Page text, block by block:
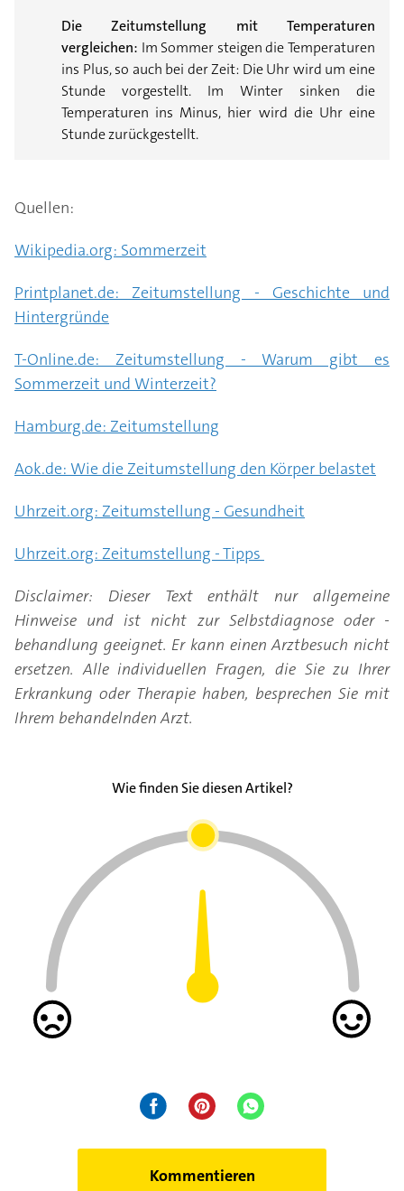
Die Zeitumstellung mit Temperaturen
vergleichen: Im Sommer steigen die Temperaturen
ins Plus, so auch bei der Zeit: Die Uhr wird um eine
Stunde vorgestellt. Im Winter sinken die
Temperaturen ins Minus, hier wird die Uhr eine
Stunde zurückgestellt.
Quellen:
Wikipedia.org: Sommerzeit
Printplanet.de: Zeitumstellung - Geschichte und
Hintergründe
T-Online.de: Zeitumstellung - Warum gibt es
Sommerzeit und Winterzeit?
Hamburg.de: Zeitumstellung
Aok.de: Wie die Zeitumstellung den Körper belastet
Uhrzeit.org: Zeitumstellung - Gesundheit
Uhrzeit.org: Zeitumstellung - Tipps
Disclaimer: Dieser Text enthält nur allgemeine
Hinweise und ist nicht zur Selbstdiagnose oder -
behandlung geeignet. Er kann einen Arztbesuch nicht
ersetzen. Alle individuellen Fragen, die Sie zu Ihrer
Erkrankung oder Therapie haben, besprechen Sie mit
Ihrem behandelnden Arzt.
Wie finden Sie diesen Artikel?
Kommentieren